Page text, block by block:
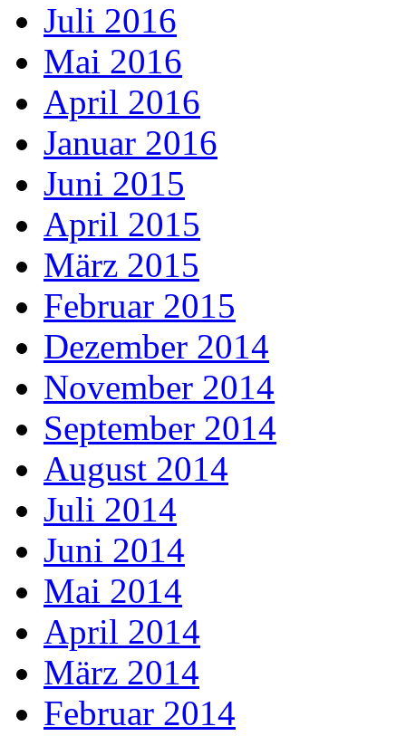
Juli 2016
Mai 2016
April 2016
Januar 2016
Juni 2015
April 2015
März 2015
Februar 2015
Dezember 2014
November 2014
September 2014
August 2014
Juli 2014
Juni 2014
Mai 2014
April 2014
März 2014
Februar 2014